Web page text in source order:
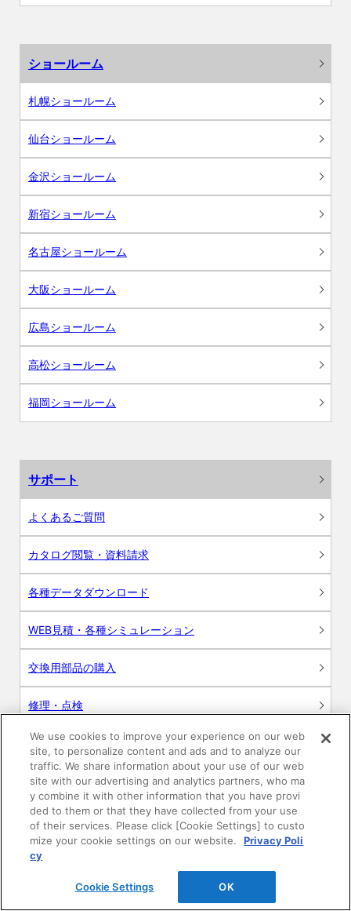
ショールーム
札幌ショールーム
仙台ショールーム
金沢ショールーム
新宿ショールーム
名古屋ショールーム
大阪ショールーム
広島ショールーム
高松ショールーム
福岡ショールーム
サポート
よくあるご質問
カタログ閲覧・資料請求
各種データダウンロード
WEB見積・各種シミュレーション
交換用部品の購入
修理・点検
お問い合わせ
ログイン
建築・設計関係者様向けサイト
ユーザー登録サービス
WEB見積システム
We use cookies to improve your experience on our web
site, to personalize content and ads and to analyze our
traffic. We share information about your use of our web
site with our advertising and analytics partners, who ma
y combine it with other information that you have provi
ded to them or that they have collected from your use
of their services. Please click [Cookie Settings] to custo
mize your cookie settings on our website.
Privacy Poli
cy
Cookie Settings OK